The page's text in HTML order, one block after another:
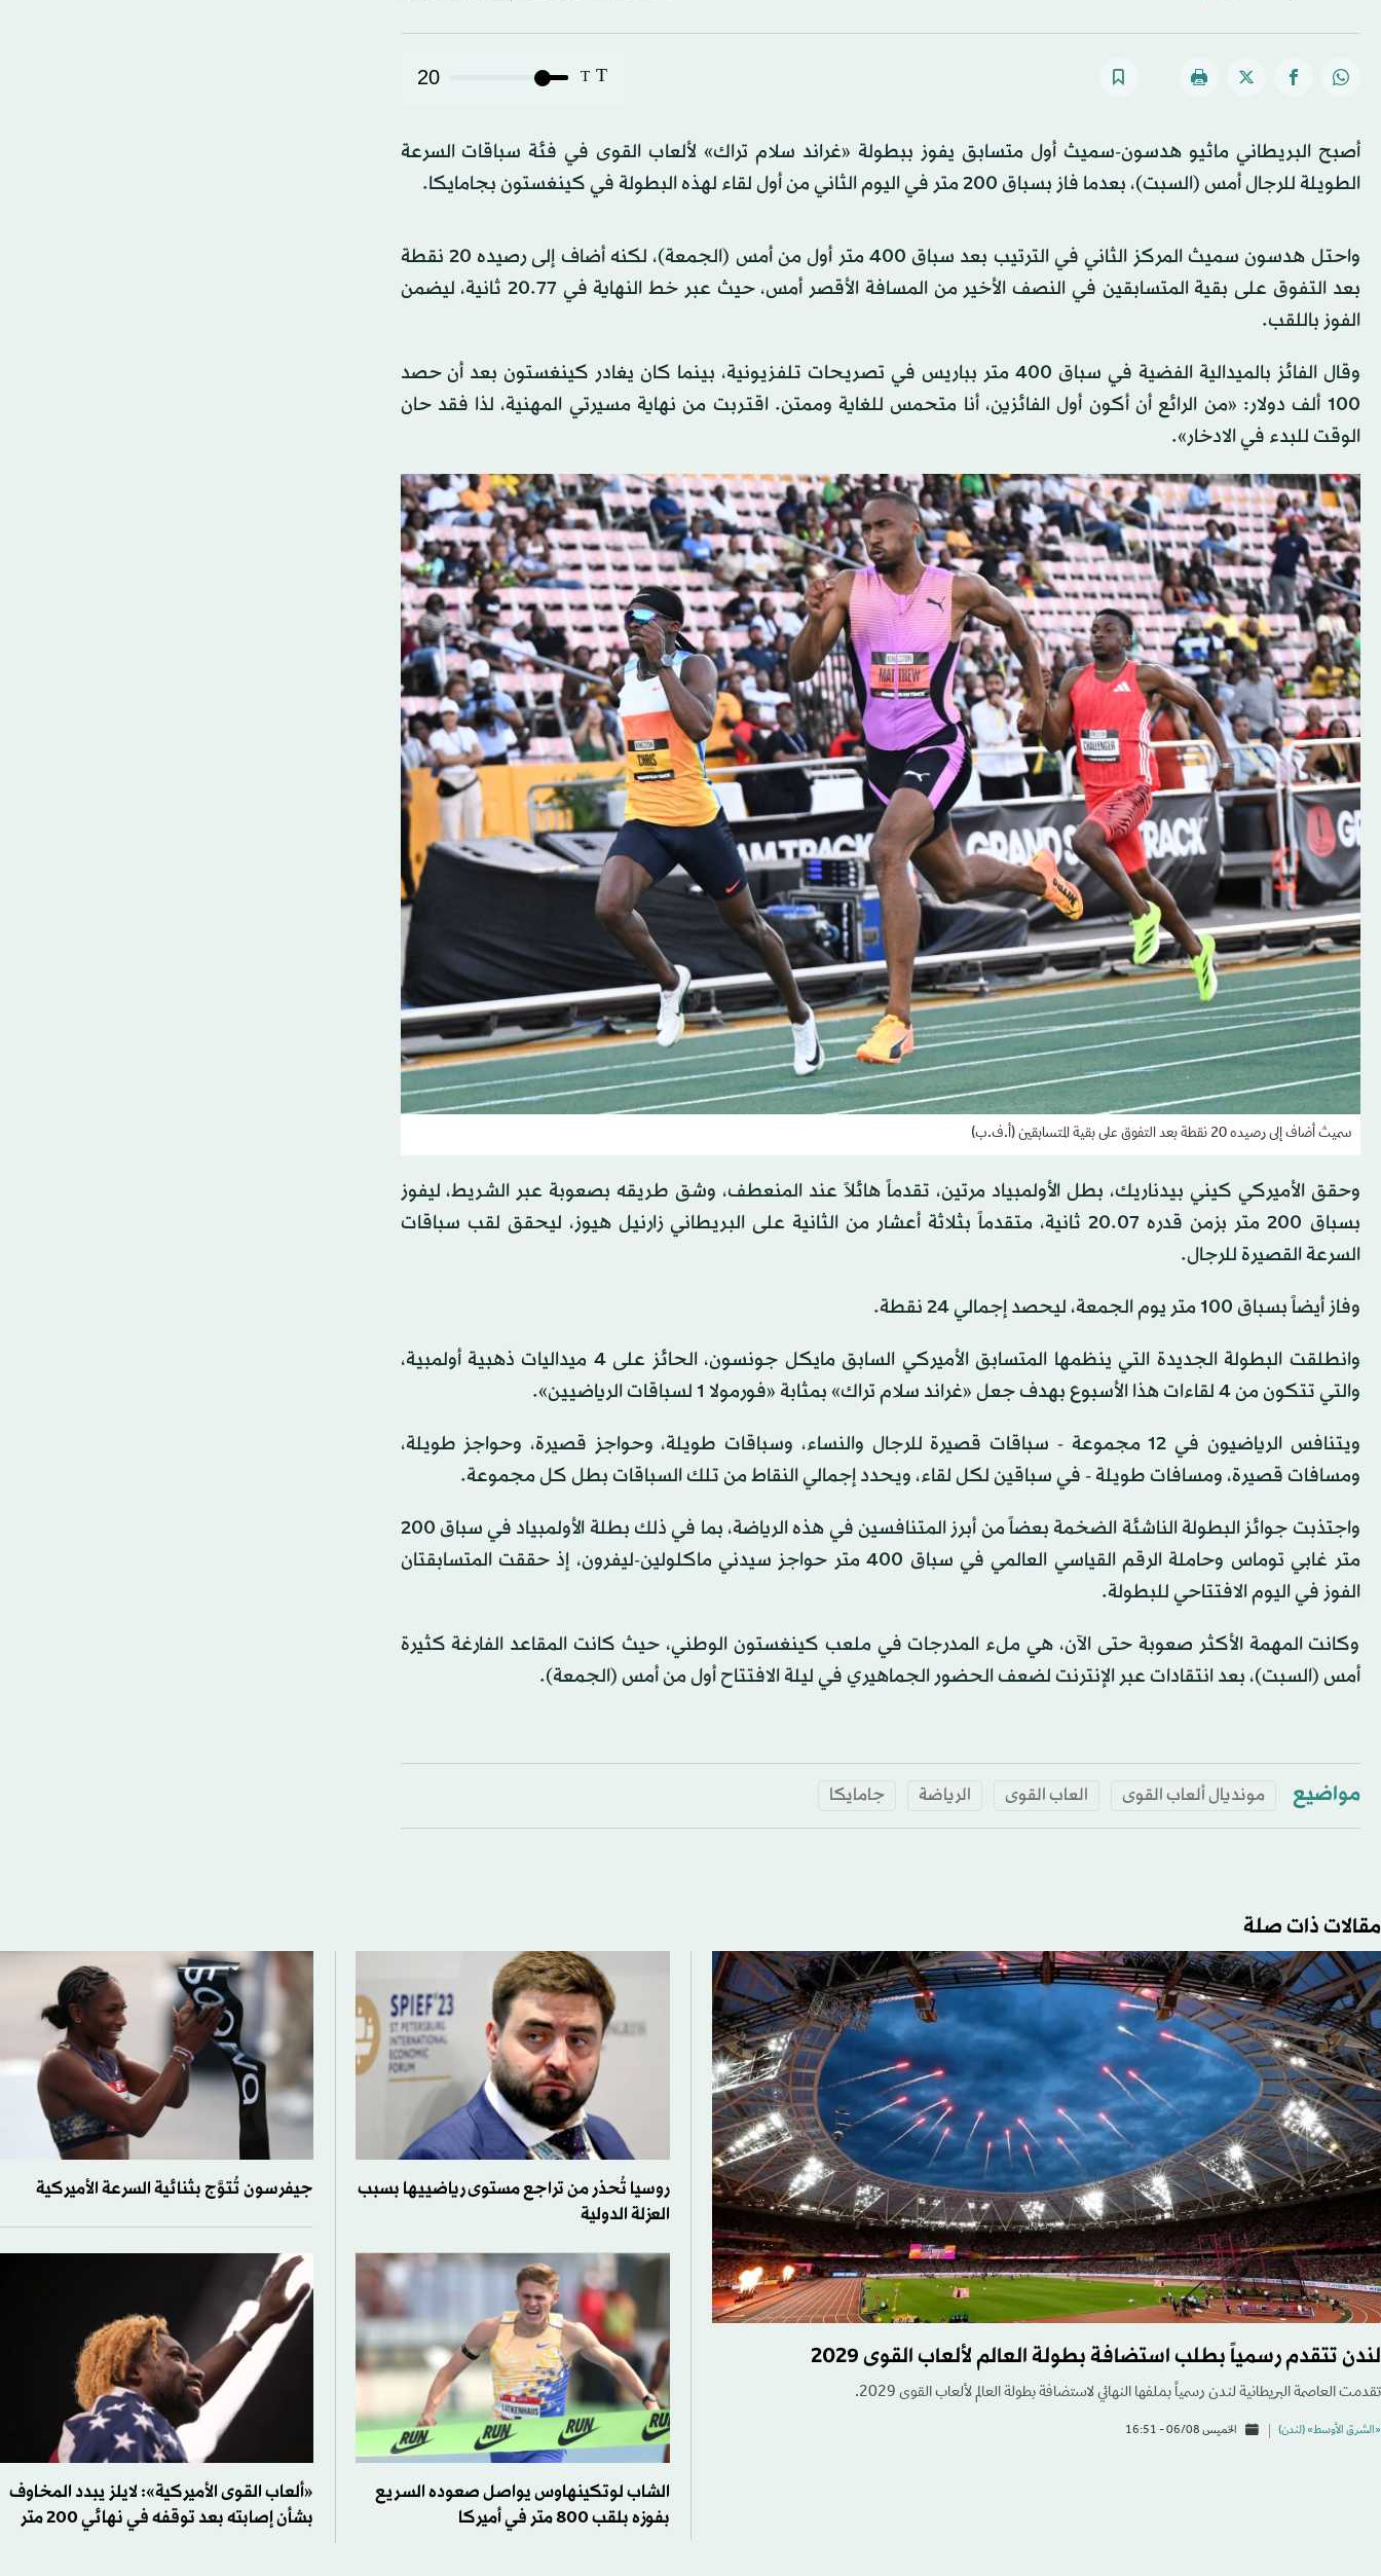
T
T
20
أصبح البريطاني ماثيو هدسون-سميث أول متسابق يفوز ببطولة «غراند سلام تراك» لألعاب القوى في فئة سباقات السرعة
الطويلة للرجال أمس (السبت)، بعدما فاز بسباق 200 متر في اليوم الثاني من أول لقاء لهذه البطولة في كينغستون بجامايكا.
واحتل هدسون سميث المركز الثاني في الترتيب بعد سباق 400 متر أول من أمس (الجمعة)، لكنه أضاف إلى رصيده 20 نقطة
بعد التفوق على بقية المتسابقين في النصف الأخير من المسافة الأقصر أمس، حيث عبر خط النهاية في 20.77 ثانية، ليضمن
الفوز باللقب.
وقال الفائز بالميدالية الفضية في سباق 400 متر بباريس في تصريحات تلفزيونية، بينما كان يغادر كينغستون بعد أن حصد
100 ألف دولار: «من الرائع أن أكون أول الفائزين، أنا متحمس للغاية وممتن. اقتربت من نهاية مسيرتي المهنية، لذا فقد حان
الوقت للبدء في الادخار».
سميث أضاف إلى رصيده 20 نقطة بعد التفوق على بقية المتسابقين (أ.ف.ب)
وحقق الأميركي كيني بيدناريك، بطل الأولمبياد مرتين، تقدماً هائلاً عند المنعطف، وشق طريقه بصعوبة عبر الشريط، ليفوز
بسباق 200 متر بزمن قدره 20.07 ثانية، متقدماً بثلاثة أعشار من الثانية على البريطاني زارنيل هيوز، ليحقق لقب سباقات
السرعة القصيرة للرجال.
وفاز أيضاً بسباق 100 متر يوم الجمعة، ليحصد إجمالي 24 نقطة.
وانطلقت البطولة الجديدة التي ينظمها المتسابق الأميركي السابق مايكل جونسون، الحائز على 4 ميداليات ذهبية أولمبية،
والتي تتكون من 4 لقاءات هذا الأسبوع بهدف جعل «غراند سلام تراك» بمثابة «فورمولا 1 لسباقات الرياضيين».
ويتنافس الرياضيون في 12 مجموعة - سباقات قصيرة للرجال والنساء، وسباقات طويلة، وحواجز قصيرة، وحواجز طويلة،
ومسافات قصيرة، ومسافات طويلة - في سباقين لكل لقاء، ويحدد إجمالي النقاط من تلك السباقات بطل كل مجموعة.
واجتذبت جوائز البطولة الناشئة الضخمة بعضاً من أبرز المتنافسين في هذه الرياضة، بما في ذلك بطلة الأولمبياد في سباق 200
متر غابي توماس وحاملة الرقم القياسي العالمي في سباق 400 متر حواجز سيدني ماكلولين-ليفرون، إذ حققت المتسابقتان
الفوز في اليوم الافتتاحي للبطولة.
وكانت المهمة الأكثر صعوبة حتى الآن، هي ملء المدرجات في ملعب كينغستون الوطني، حيث كانت المقاعد الفارغة كثيرة
أمس (السبت)، بعد انتقادات عبر الإنترنت لضعف الحضور الجماهيري في ليلة الافتتاح أول من أمس (الجمعة).
مواضيع مونديال ألعاب القوى العاب القوى الرياضة جامايكا
مقالات ذات صلة
لندن تتقدم رسمياً بطلب استضافة بطولة العالم لألعاب القوى 2029
تقدمت العاصمة البريطانية لندن رسمياً بملفها النهائي لاستضافة بطولة العالم لألعاب القوى 2029.
«الشرق الأوسط» (لندن) الخميس 06/08 - 16:51
روسيا تُحذر من تراجع مستوى رياضييها بسبب
العزلة الدولية
جيفرسون تُتوَّج بثنائية السرعة الأميركية
الشاب لوتكينهاوس يواصل صعوده السريع
بفوزه بلقب 800 متر في أميركا
«ألعاب القوى الأميركية»: لايلز يبدد المخاوف
بشأن إصابته بعد توقفه في نهائي 200 متر